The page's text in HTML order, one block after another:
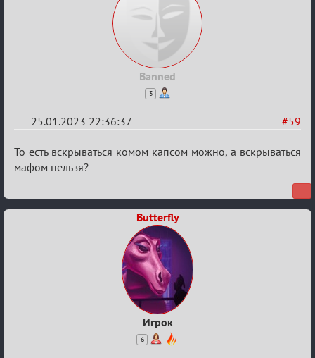
Banned
3
#59
25.01.2023 22:36:37
Re:
Обсуждение
То есть вскрываться комом капсом можно, а вскрываться
мафом нельзя?
Butterfly
Игрок
6